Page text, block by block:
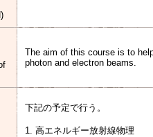
The aim of this course is to
photon and electron beams.
下記の予定で行う。
1. 高エネルギー放射線物理